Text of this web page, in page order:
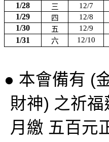
1/28 三 12/7
1/29 四 12/8
1/30 五 12/9
1/31 六 12/10
● 本會備有 (
財神) 之祈
月繳 五百元